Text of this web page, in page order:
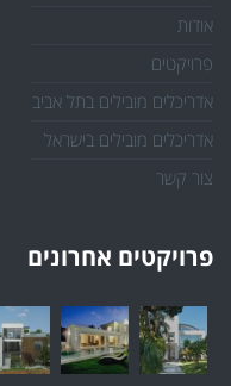
אודות
פרויקטים
אדריכלים מובילים בתל אביב
אדריכלים מובילים בישראל
צור קשר
פרויקטים אחרונים